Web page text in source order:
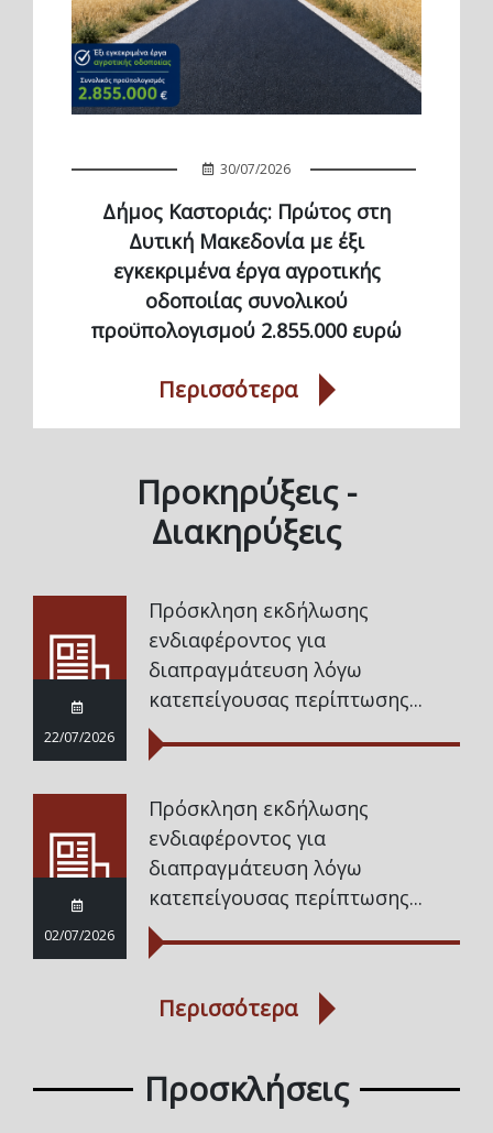
Προκηρύξεις -
Διακηρύξεις
22/07/2026
Πρόσκληση εκδήλωσης
ενδιαφέροντος για
διαπραγμάτευση λόγω
κατεπείγουσας περίπτωσης...
02/07/2026
Πρόσκληση εκδήλωσης
ενδιαφέροντος για
διαπραγμάτευση λόγω
κατεπείγουσας περίπτωσης...
Περισσότερα
Προσκλήσεις
30/07/2026
Δήμος Καστοριάς: Πρώτος στη
Δυτική Μακεδονία με έξι
εγκεκριμένα έργα αγροτικής
οδοποιίας συνολικού
προϋπολογισμού 2.855.000 ευρώ
Περισσότερα